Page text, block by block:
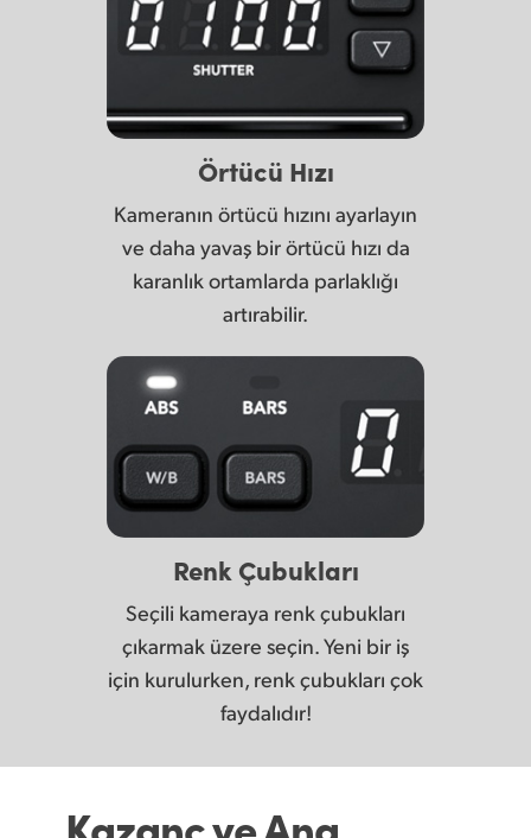
Örtücü Hızı
Kameranın örtücü hızını ayarlayın
ve daha yavaş bir örtücü hızı da
karanlık ortamlarda parlaklığı
artırabilir.
Renk Çubukları
Seçili kameraya renk çubukları
çıkarmak üzere seçin. Yeni bir iş
için kurulurken, renk çubukları çok
faydalıdır!